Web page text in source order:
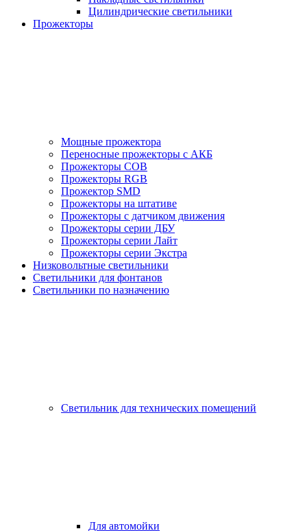
Цилиндрические светильники
Прожекторы
Мощные прожектора
Переносные прожекторы с АКБ
Прожекторы COB
Прожекторы RGB
Прожектор SMD
Прожекторы на штативе
Прожекторы с датчиком движения
Прожекторы серии ДБУ
Прожекторы серии Лайт
Прожекторы серии Экстра
Низковольтные светильники
Светильники для фонтанов
Светильники по назначению
Светильник для технических помещений
Для автомойки